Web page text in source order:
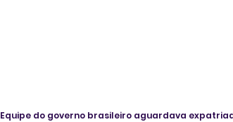
Equipe do governo brasileiro aguardava